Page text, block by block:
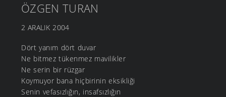
ÖZGEN TURAN
2 ARALIK 2004
Dört yanım dört duvar
Ne bitmez tükenmez mavilikler
Ne serin bir rüzgar
Koymuyor bana hiçbirinin eksikliği
Senin vefasızlığın, insafsızlığın